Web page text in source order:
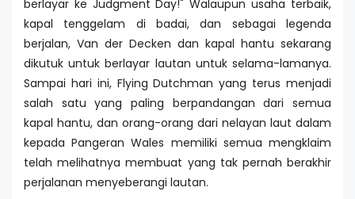
berlayar ke Judgment Day!" Walaupun usaha terbaik,
kapal tenggelam di badai, dan sebagai legenda
berjalan, Van der Decken dan kapal hantu sekarang
dikutuk untuk berlayar lautan untuk selama-lamanya.
Sampai hari ini, Flying Dutchman yang terus menjadi
salah satu yang paling berpandangan dari semua
kapal hantu, dan orang-orang dari nelayan laut dalam
kepada Pangeran Wales memiliki semua mengklaim
telah melihatnya membuat yang tak pernah berakhir
perjalanan menyeberangi lautan.